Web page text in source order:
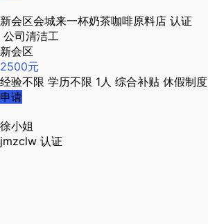
新会区会城来一杯奶茶咖啡原料店 认证
公司清洁工
新会区
2500元
经验不限 学历不限 1人 综合补贴 休假制度
申请
徐小姐
jmzclw 认证